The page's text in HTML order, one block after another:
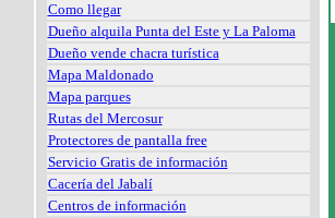
Como llegar
Dueño alquila Punta del Este y La Paloma
Dueño vende chacra turística
Mapa Maldonado
Mapa parques
Rutas del Mercosur
Protectores de pantalla free
Servicio Gratis de información
Cacería del Jabalí
Centros de información